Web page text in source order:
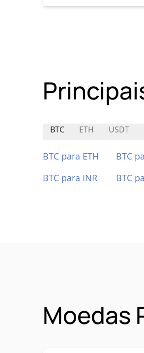
BTC ETH USDT
BTC para ETH BTC
BTC para INR
BTC
Moedas